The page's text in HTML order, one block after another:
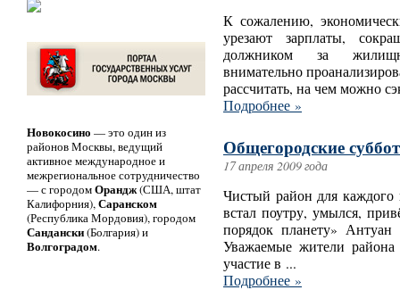
К сожалению,
урезают зарплаты,
должником за
внимательно
рассчитать, на чем можно
Подробнее »
Общегородские
17 апреля 2009 года
Чистый район для каждого
встал поутру, умылся,
порядок планету»
Уважаемые жители
участие в ...
Подробнее »
Новокосино — это один из
районов Москвы, ведущий
активное международное и
межрегиональное сотрудничество
— с городомОрандж(США, штат
Калифорния),Саранском
(Республика Мордовия), городом
Сандански(Болгария) и
Волгоградом.